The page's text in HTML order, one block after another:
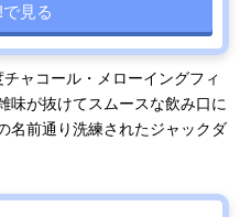
見る
ャコール・メローイングフィ
味が抜けてスムースな飲み口に
名前通り洗練されたジャックダ